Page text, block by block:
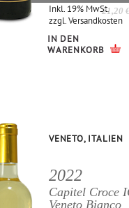
21,20
Inkl. 19% MwSt.
zzgl.Versandkosten
IN DEN
WARENKORB
VENETO, ITALIEN
2022
Capitel Croce
Veneto Bianco